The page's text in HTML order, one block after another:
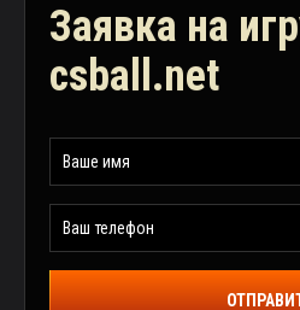
Заявка на
csball.net